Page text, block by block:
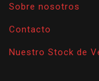
Sobre nosotros
Contacto
Nuestro Stock de